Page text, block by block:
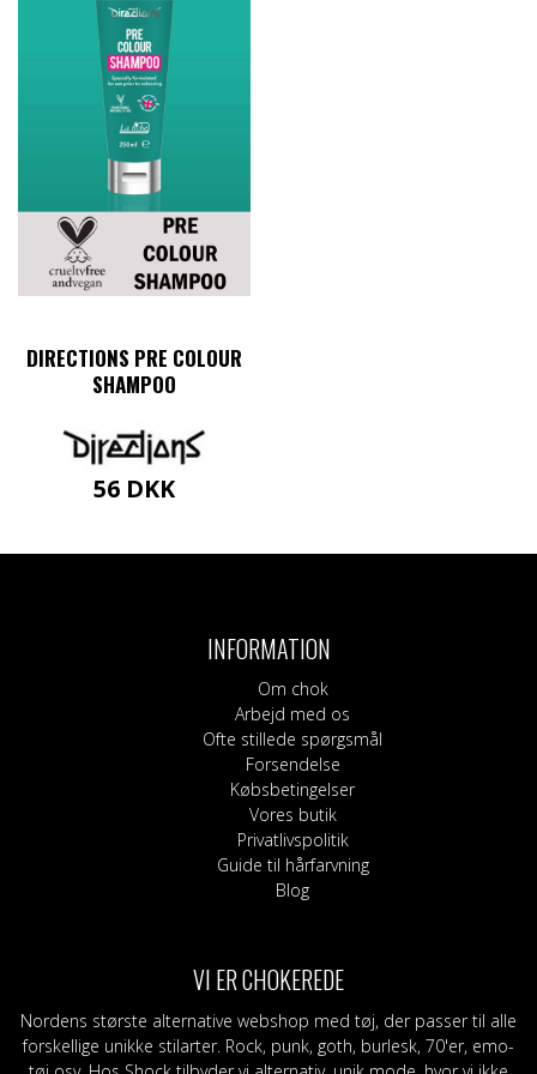
DIRECTIONS PRE COLOUR
SHAMPOO
56 DKK
INFORMATION
Om chok
Arbejd med os
Ofte stillede spørgsmål
Forsendelse
Købsbetingelser
Vores butik
Privatlivspolitik
Guide til hårfarvning
Blog
VI ER CHOKEREDE
Nordens største alternative webshop med tøj, der passer til alle
forskellige unikke stilarter. Rock, punk, goth, burlesk, 70'er, emo-